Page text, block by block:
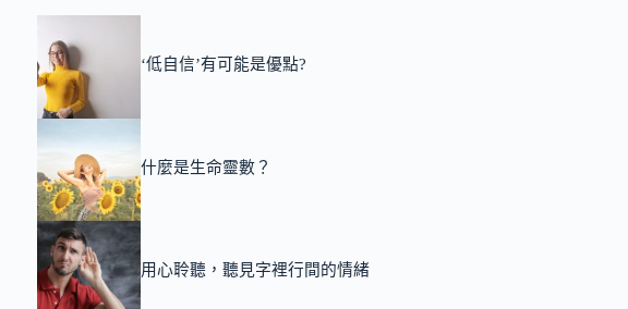
‘低自信’有可能是優點?
什麼是生命靈數？
用心聆聽，聽見字裡行間的情緒